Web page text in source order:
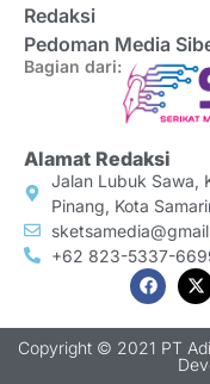
Redaksi
Pedoman Media
Bagian dari:
Alamat Redaksi
Jalan Lubuk Sawa,
Pinang, Kota
+62 823-5337-
Copyright © 2021 PT